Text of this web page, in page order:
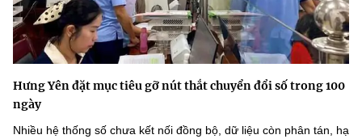
Hưng Yên đặt mục tiêu gỡ nút thắt chuyển đổi số trong 100
ngày
Nhiều hệ thống số chưa kết nối đồng bộ, dữ liệu còn phân tán, hạ